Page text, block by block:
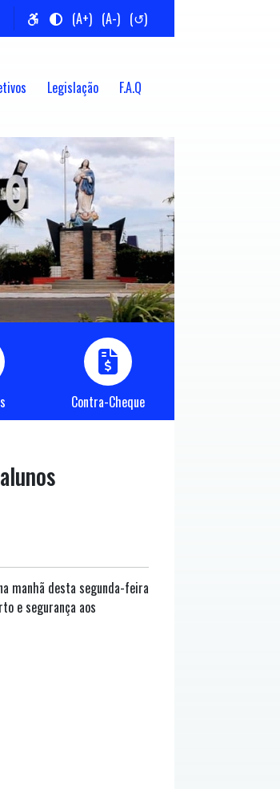
(A+) (A-) (↺)
Legislação F.A.Q
Contra-Cheque
manhã desta segunda-feira
e segurança aos